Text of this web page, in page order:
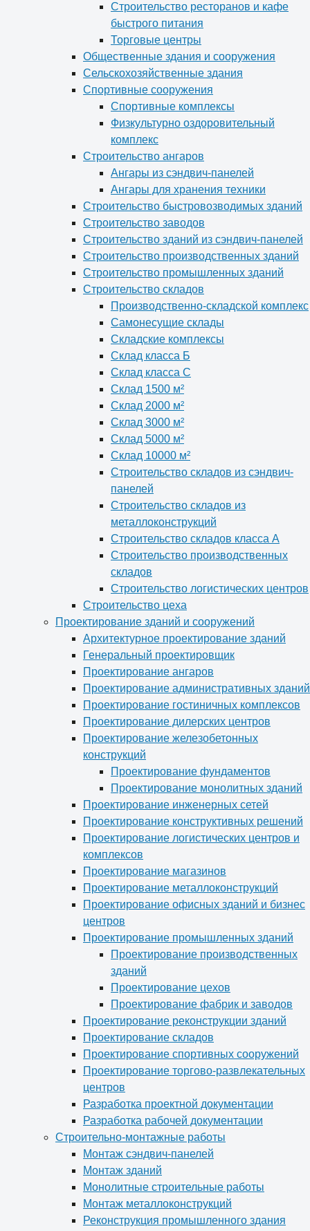
Строительство ресторанов и кафе
быстрого питания
Торговые центры
Общественные здания и сооружения
Сельскохозяйственные здания
Спортивные сооружения
Спортивные комплексы
Физкультурно оздоровительный
комплекс
Строительство ангаров
Ангары из сэндвич-панелей
Ангары для хранения техники
Строительство быстровозводимых зданий
Строительство заводов
Строительство зданий из сэндвич-панелей
Строительство производственных зданий
Строительство промышленных зданий
Строительство складов
Производственно-складской комплекс
Самонесущие склады
Складские комплексы
Склад класса Б
Склад класса С
Склад 1500 м²
Склад 2000 м²
Склад 3000 м²
Склад 5000 м²
Склад 10000 м²
Строительство складов из сэндвич-
панелей
Строительство складов из
металлоконструкций
Строительство складов класса А
Строительство производственных
складов
Строительство логистических центров
Строительство цеха
Проектирование зданий и сооружений
Архитектурное проектирование зданий
Генеральный проектировщик
Проектирование ангаров
Проектирование административных зданий
Проектирование гостиничных комплексов
Проектирование дилерских центров
Проектирование железобетонных
конструкций
Проектирование фундаментов
Проектирование монолитных зданий
Проектирование инженерных сетей
Проектирование конструктивных решений
Проектирование логистических центров и
комплексов
Проектирование магазинов
Проектирование металлоконструкций
Проектирование офисных зданий и бизнес
центров
Проектирование промышленных зданий
Проектирование производственных
зданий
Проектирование цехов
Проектирование фабрик и заводов
Проектирование реконструкции зданий
Проектирование складов
Проектирование спортивных сооружений
Проектирование торгово-развлекательных
центров
Разработка проектной документации
Разработка рабочей документации
Строительно-монтажные работы
Монтаж сэндвич-панелей
Монтаж зданий
Монолитные строительные работы
Монтаж металлоконструкций
Реконструкция промышленного здания